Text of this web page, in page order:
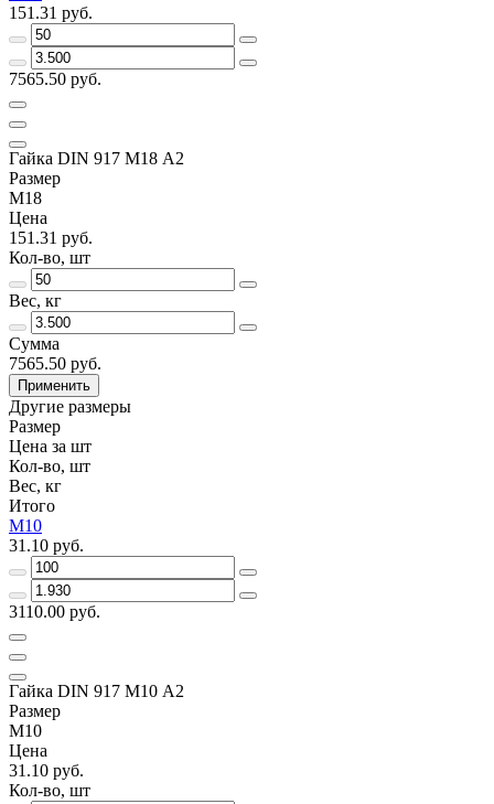
151.31 руб.
7565.50 руб.
Гайка DIN 917 M18 А2
Размер
M18
Цена
151.31 руб.
Кол-во, шт
Вес, кг
Сумма
7565.50 руб.
Применить
Другие размеры
Размер
Цена за шт
Кол-во, шт
Вес, кг
Итого
M10
31.10 руб.
3110.00 руб.
Гайка DIN 917 M10 А2
Размер
M10
Цена
31.10 руб.
Кол-во, шт